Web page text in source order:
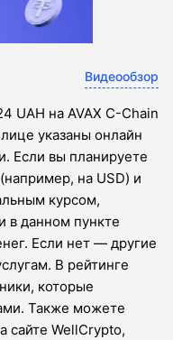
Видеообзор
UAH на AVAX C-Chain
указаны онлайн
Если вы планируете
на USD) и
курсом,
в данном пункте
Если нет — другие
В рейтинге
которые
Также можете
сайте WellCrypto,